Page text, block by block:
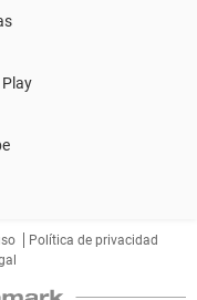
Política de privacidad